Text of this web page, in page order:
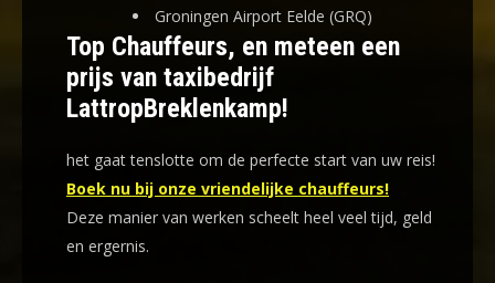
Groningen Airport Eelde (GRQ)
Top Chauffeurs, en meteen een
prijs van taxibedrijf
LattropBreklenkamp!
het gaat tenslotte om de perfecte start van uw reis!
Boek nu bij onze vriendelijke chauffeurs!
Deze manier van werken scheelt heel veel tijd, geld
en ergernis.